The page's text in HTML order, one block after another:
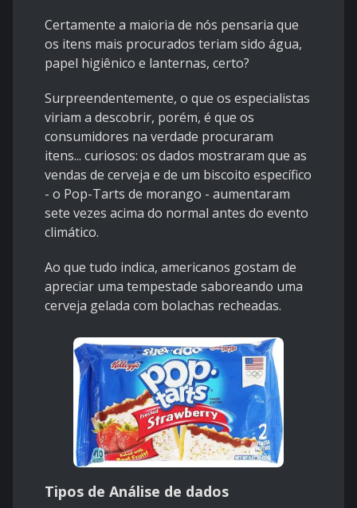
Certamente a maioria de nós pensaria que
os itens mais procurados teriam sido água,
papel higiênico e lanternas, certo?
Surpreendentemente, o que os especialistas
viriam a descobrir, porém, é que os
consumidores na verdade procuraram
itens... curiosos: os dados mostraram que as
vendas de cerveja e de um biscoito específico
- o Pop-Tarts de morango - aumentaram
sete vezes acima do normal antes do evento
climático.
Ao que tudo indica, americanos gostam de
apreciar uma tempestade saboreando uma
cerveja gelada com bolachas recheadas.
Tipos de Análise de dados